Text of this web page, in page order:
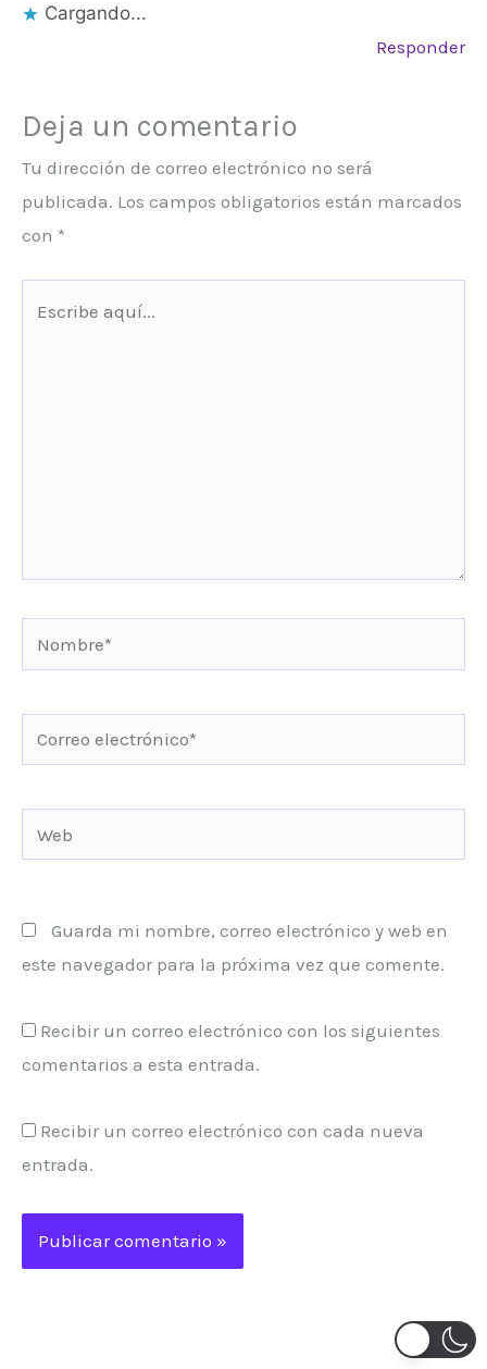
Cargando...
Responder
Deja un comentario
Tu dirección de correo electrónico no será
publicada. Los campos obligatorios están marcados
con *
Nombre*
electrónico*
Guarda mi nombre, correo electrónico y web en
este navegador para la próxima vez que comente.
Recibir un correo electrónico con los siguientes
comentarios a esta entrada.
Recibir un correo electrónico con cada nueva
entrada.